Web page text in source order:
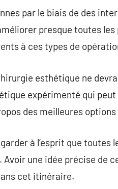
par le biais de des
presque toutes
à ces types de
esthétique ne
expérimenté qui
des meilleures
à l’esprit que
Avoir une idée précise de
cet itinéraire.